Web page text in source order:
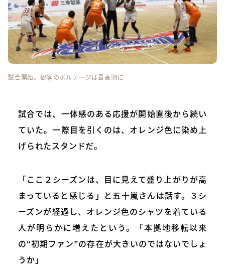
試合開始。観客のボルテージは最高潮に
試合では、一体感のある応援が開始直後から続い
ていた。一際目を引くのは、オレンジ色に染め上
げられたスタンドだ。
「ここ２シーズンは、目に見えて盛り上がりが高
まっていると感じる」と五十嵐さんは話す。３シ
ーズンが経過し、オレンジ色のシャツを着ている
人が明らかに増えたという。「本拠地移転以来
の“初期ファン”の存在が大きいのではないでしょ
うか」